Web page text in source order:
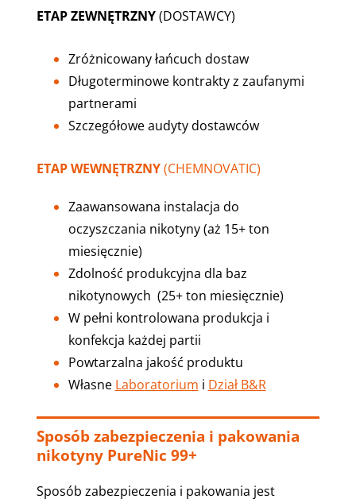
ETAP ZEWNĘTRZNY(DOSTAWCY)
Zróżnicowany łańcuch dostaw
Długoterminowe kontrakty z zaufanymi
partnerami
Szczegółowe audyty dostawców
ETAP WEWNĘTRZNY (CHEMNOVATIC)
Zaawansowana instalacja do
oczyszczania nikotyny (aż 15+ ton
miesięcznie)
Zdolność produkcyjna dla baz
nikotynowych (25+ ton miesięcznie)
W pełni kontrolowana produkcja i
konfekcja każdej partii
Powtarzalna jakość produktu
Własne Laboratorium i Dział B&R
Sposób zabezpieczenia i pakowania
nikotyny PureNic 99+
Sposób zabezpieczenia i pakowania jest